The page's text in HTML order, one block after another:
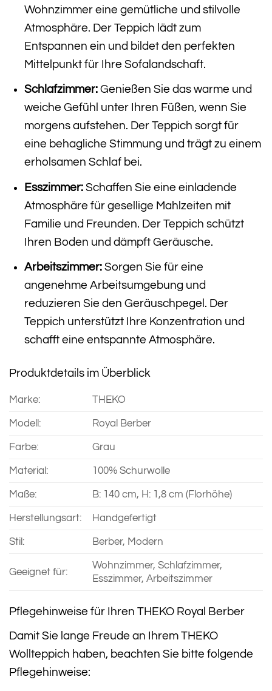
Wohnzimmer eine gemütliche und stilvolle
Atmosphäre. Der Teppich lädt zum
Entspannen ein und bildet den perfekten
Mittelpunkt für Ihre Sofalandschaft.
Schlafzimmer:Genießen Sie das warme und
weiche Gefühl unter Ihren Füßen, wenn Sie
morgens aufstehen. Der Teppich sorgt für
eine behagliche Stimmung und trägt zu einem
erholsamen Schlaf bei.
Esszimmer:Schaffen Sie eine einladende
Atmosphäre für gesellige Mahlzeiten mit
Familie und Freunden. Der Teppich schützt
Ihren Boden und dämpft Geräusche.
Arbeitszimmer:Sorgen Sie für eine
angenehme Arbeitsumgebung und
reduzieren Sie den Geräuschpegel. Der
Teppich unterstützt Ihre Konzentration und
schafft eine entspannte Atmosphäre.
Produktdetails im Überblick
Marke: THEKO
Modell: Royal Berber
Farbe: Grau
Material: 100% Schurwolle
Maße: B: 140 cm, H: 1,8 cm (Florhöhe)
Herstellungsart: Handgefertigt
Stil: Berber, Modern
Geeignet für:
Wohnzimmer, Schlafzimmer,
Esszimmer, Arbeitszimmer
Pflegehinweise für Ihren THEKO Royal Berber
Damit Sie lange Freude an Ihrem THEKO
Wollteppich haben, beachten Sie bitte folgende
Pflegehinweise: